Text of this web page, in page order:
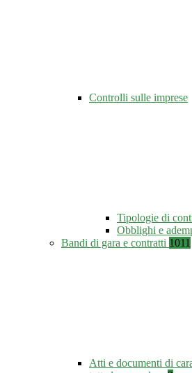
Controlli sulle imprese
Tipologie di
Obblighi e
Bandi di gara e contratti 1011
Atti e documenti di